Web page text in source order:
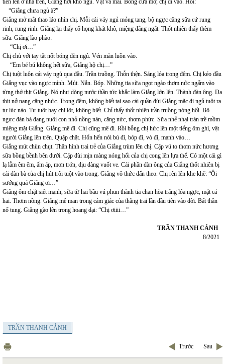
“Giắng chưa ngủ à?”
Giắng mở mắt thao láo nhìn chị. Mỗi cái váy ngủ mỏng tang, bộ ngực căng sữa cứ rung
rinh, rung rinh. Giắng lại thấy cổ họng khát khô, miệng đắng ngắt. Thốt nhiên thấy thèm
sữa. Giắng lào phào:
“Chị ơi…”
Chị chủ với tay tắt nốt bóng đèn ngủ. Vén màn luồn vào.
“Em bé bú không hết sữa, Giắng hộ chị…”
Chị tuột luôn cái váy ngủ qua đầu. Trần truồng. Thỗn thện. Sáng lóa trong đêm. Chị kéo đầu
Giắng vục vào ngực mình. Mút. Nắn. Bóp. Những tia sữa ngọt ngào thơm nức ngấm vào
từng thớ thịt Giắng. Nó như dòng nước thần tức khắc làm Giắng lớn lên. Thành đàn ông. Da
thịt nở nang căng nhức. Trong đêm, không biết tại sao cái quần đùi Giắng mặc đi ngủ tuột ra
tự lúc nào. Tự tuột hay chị lột, không biết. Chỉ thấy thốt nhiên trần truồng nóng hổi. Bộ
ngực đàn bà đang nuôi con nhỏ nồng nàn, căng nức, thơm phức. Sữa nhễ nhại tràn trề mồm
miệng mặt Giắng. Giắng mê đi. Chị cũng mê đi. Rồi bỗng chị hức lên một tiếng ôm ghì, vật
người Giắng lên trên. Quặp chặt. Hổn hển nói bú đi, bóp đi, vò đi, mạnh vào…
Giắng mút chùn chụt. Thân hình trai trẻ của Giắng trùm lên chị. Cặp vú to thơm nức hương
sữa bồng bềnh bên dưới. Cặp đùi mịn màng nóng hổi của chị cong lên lựa thế. Có một cái gì
lạ lẫm êm êm, ấm áp, mơn trớn, dịu dàng vuốt ve. Cái phần đàn ông của Giắng thốt nhiên bị
cái đàn bà của chị hút trôi tuột vào trong. Giắng vô thức dấn theo. Chị rên lên khe khẽ: “Ôi
sướng quá Giắng ơi…”
Giắng ôm chặt siết mạnh, sữa từ hai bầu vú phun thành tia chan hòa trắng lóa ngực, mặt cả
hai. Thơm nồng. Giắng mê man trong cảm giác của thằng trai lần đầu tiên vào đời. Bất thần
nổ tung. Giắng gào lên trong hoang dại: “Chị ơiiii…”
TRẦN THANH CẢNH
8/2021
TRẦN THANH CẢNH
Trước Sau